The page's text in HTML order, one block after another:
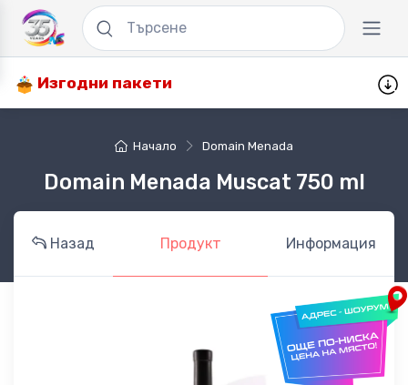
Изгодни пакети
Начало Domain Menada
Domain Menada Muscat 750 ml
Назад Продукт Информация